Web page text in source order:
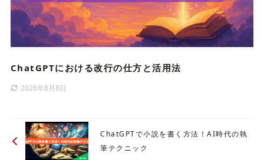
ChatGPTにおける改行の仕方と活用法
2026年8月8日
ChatGPTで小説を書く方法！AI時代の執
筆テクニック